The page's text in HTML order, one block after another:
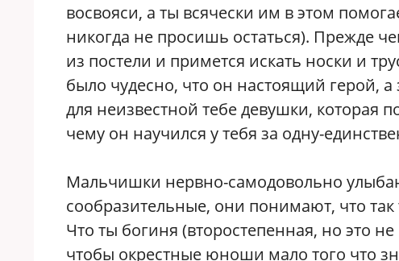
восвояси, а ты всячески им в этом
никогда не просишь остаться). Прежде
из постели и примется искать носки и
было чудесно, что он настоящий герой,
для неизвестной тебе девушки, которая
чему он научился у тебя за одну-
Мальчишки нервно-самодовольно
сообразительные, они понимают, что
Что ты богиня (второстепенная, но это
чтобы окрестные юноши мало того что